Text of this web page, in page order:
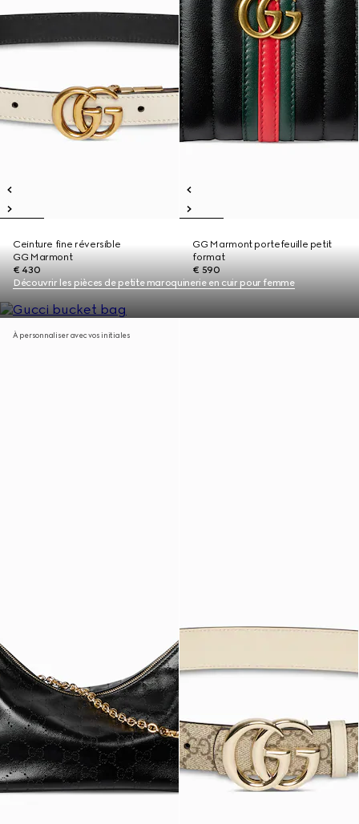
Ceinture fine réversible
GG Marmont
€ 430
GG Marmont portefeuille petit
format
€ 590
Découvrir les pièces de petite maroquinerie en cuir pour femme
À personnaliser avec vos initiales